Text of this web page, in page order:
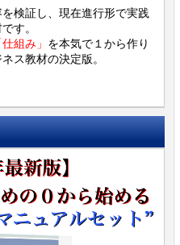
検証し、現在進行形で実践
す。
仕組み」 を本気で１から作り
ス教材の決定版。